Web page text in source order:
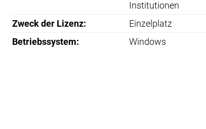
Institutionen
Zweck der Lizenz:
Einzelplatz
Betriebssystem:
Windows